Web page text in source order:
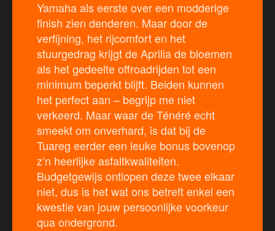
Yamaha als eerste over een modderige
finish zien denderen. Maar door de
verfijning, het rijcomfort en het
stuurgedrag krijgt de Aprilia de bloemen
als het gedeelte offroadrijden tot een
minimum beperkt blijft. Beiden kunnen
het perfect aan – begrijp me niet
verkeerd. Maar waar de Ténéré echt
smeekt om onverhard, is dat bij de
Tuareg eerder een leuke bonus bovenop
z’n heerlijke asfaltkwaliteiten.
Budgetgewijs ontlopen deze twee elkaar
niet, dus is het wat ons betreft enkel een
kwestie van jouw persoonlijke voorkeur
qua ondergrond.